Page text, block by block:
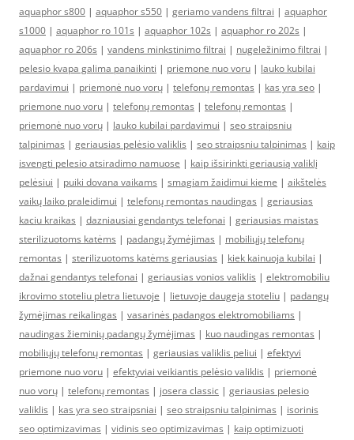
aquaphor s800 | aquaphor s550 | geriamo vandens filtrai | aquaphor
s1000 | aquaphor ro 101s | aquaphor 102s | aquaphor ro 202s |
aquaphor ro 206s | vandens minkstinimo filtrai | nugeležinimo filtrai |
pelesio kvapa galima panaikinti | priemone nuo voru | lauko kubilai
pardavimui | priemonė nuo vorų | telefonų remontas | kas yra seo |
priemone nuo voru | telefonų remontas | telefonų remontas |
priemonė nuo vorų | lauko kubilai pardavimui | seo straipsniu
talpinimas | geriausias pelėsio valiklis | seo straipsniu talpinimas | kaip
isvengti pelesio atsiradimo namuose | kaip išsirinkti geriausią valiklį
pelėsiui | puiki dovana vaikams | smagiam žaidimui kieme | aikštelės
vaikų laiko praleidimui | telefonų remontas naudingas | geriausias
kaciu kraikas | dazniausiai gendantys telefonai | geriausias maistas
sterilizuotoms katėms | padangų žymėjimas | mobiliųjų telefonų
remontas | sterilizuotoms katėms geriausias | kiek kainuoja kubilai |
dažnai gendantys telefonai | geriausias vonios valiklis | elektromobiliu
ikrovimo stoteliu pletra lietuvoje | lietuvoje daugeja stoteliu | padangų
žymėjimas reikalingas | vasarinės padangos elektromobiliams |
naudingas žieminių padangų žymėjimas | kuo naudingas remontas |
mobiliųjų telefonų remontas | geriausias valiklis peliui | efektyvi
priemone nuo voru | efektyviai veikiantis pelėsio valiklis | priemonė
nuo vorų | telefonų remontas | josera classic | geriausias pelesio
valiklis | kas yra seo straipsniai | seo straipsniu talpinimas | isorinis
seo optimizavimas | vidinis seo optimizavimas | kaip optimizuoti